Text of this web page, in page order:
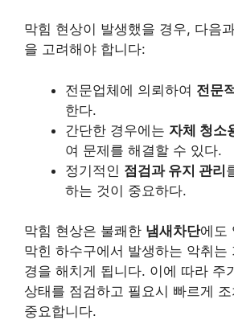
막힘 현상이 발생했을 경우, 다음
을 고려해야 합니다:
전문업체에 의뢰하여 전문
한다.
간단한 경우에는 자체 청소
여 문제를 해결할 수 있다.
정기적인 점검과 유지 관리
하는 것이 중요하다.
막힘 현상은 불쾌한 냄새차단에도
막힌 하수구에서 발생하는 악취는
경을 해치게 됩니다. 이에 따라 주
상태를 점검하고 필요시 빠르게
중요합니다.